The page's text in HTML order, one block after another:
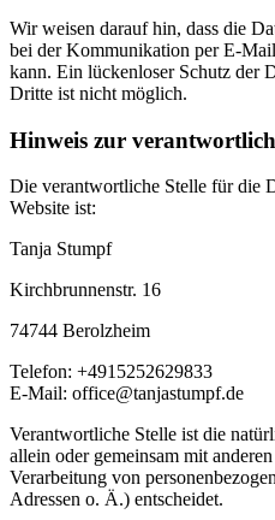
Wir weisen darauf hin, dass die
bei der Kommunikation per E-
kann. Ein lückenloser Schutz der
Dritte ist nicht möglich.
Hinweis zur
Die verantwortliche Stelle für die
Website ist:
Tanja Stumpf
Kirchbrunnenstr. 16
74744 Berolzheim
Telefon: +4915252629833
E-Mail: office@tanjastumpf.de
Verantwortliche Stelle ist die
allein oder gemeinsam mit
Verarbeitung von
Adressen o. Ä.) entscheidet.